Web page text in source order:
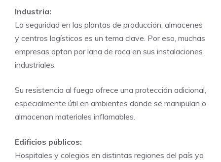
Industria:
La seguridad en las plantas de producción, almacenes
y centros logísticos es un tema clave. Por eso, muchas
empresas optan por lana de roca en sus instalaciones
industriales.
Su resistencia al fuego ofrece una protección adicional,
especialmente útil en ambientes donde se manipulan o
almacenan materiales inflamables.
Edificios públicos:
Hospitales y colegios en distintas regiones del país ya